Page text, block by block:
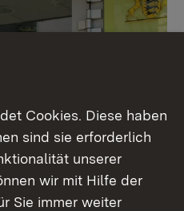
/ zum Beamten
Cookies. Diese haben
sind sie erforderlich
unserer
wir mit Hilfe der
Sie immer weiter